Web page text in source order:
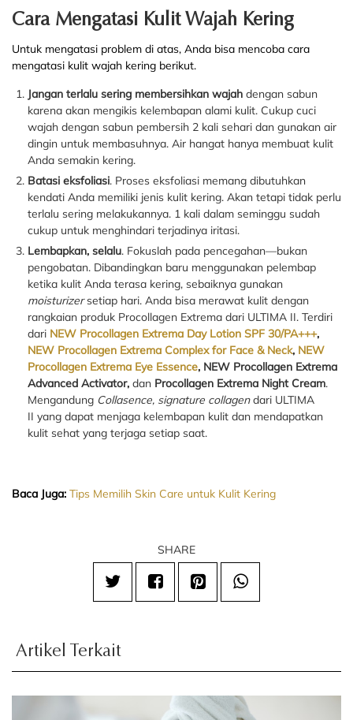
Cara Mengatasi Kulit Wajah Kering
Untuk mengatasi problem di atas, Anda bisa mencoba cara
mengatasi kulit wajah kering berikut.
Jangan terlalu sering membersihkan wajah dengan sabun
karena akan mengikis kelembapan alami kulit. Cukup cuci
wajah dengan sabun pembersih 2 kali sehari dan gunakan air
dingin untuk membasuhnya. Air hangat hanya membuat kulit
Anda semakin kering.
Batasi eksfoliasi. Proses eksfoliasi memang dibutuhkan
kendati Anda memiliki jenis kulit kering. Akan tetapi tidak perlu
terlalu sering melakukannya. 1 kali dalam seminggu sudah
cukup untuk menghindari terjadinya iritasi.
Lembapkan, selalu. Fokuslah pada pencegahan—bukan
pengobatan. Dibandingkan baru menggunakan pelembap
ketika kulit Anda terasa kering, sebaiknya gunakan
moisturizersetiap hari. Anda bisa merawat kulit dengan
rangkaian produk Procollagen Extrema dari ULTIMA II. Terdiri
dari NEW Procollagen Extrema Day Lotion SPF 30/PA+++,
NEW Procollagen Extrema Complex for Face & Neck, NEW
Procollagen Extrema Eye Essence, NEW Procollagen Extrema
Advanced Activator, dan Procollagen Extrema Night Cream.
Mengandung Collasence, signature collagendari ULTIMA
II yang dapat menjaga kelembapan kulit dan mendapatkan
kulit sehat yang terjaga setiap saat.
Baca Juga: Tips Memilih Skin Care untuk Kulit Kering
SHARE
Artikel Terkait